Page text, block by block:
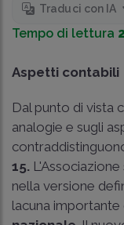
Traduci con IA
Tempo di lettura
Aspetti contabili
Dal punto di vista
analogie e sugli
15.
nella versione
lacuna importante